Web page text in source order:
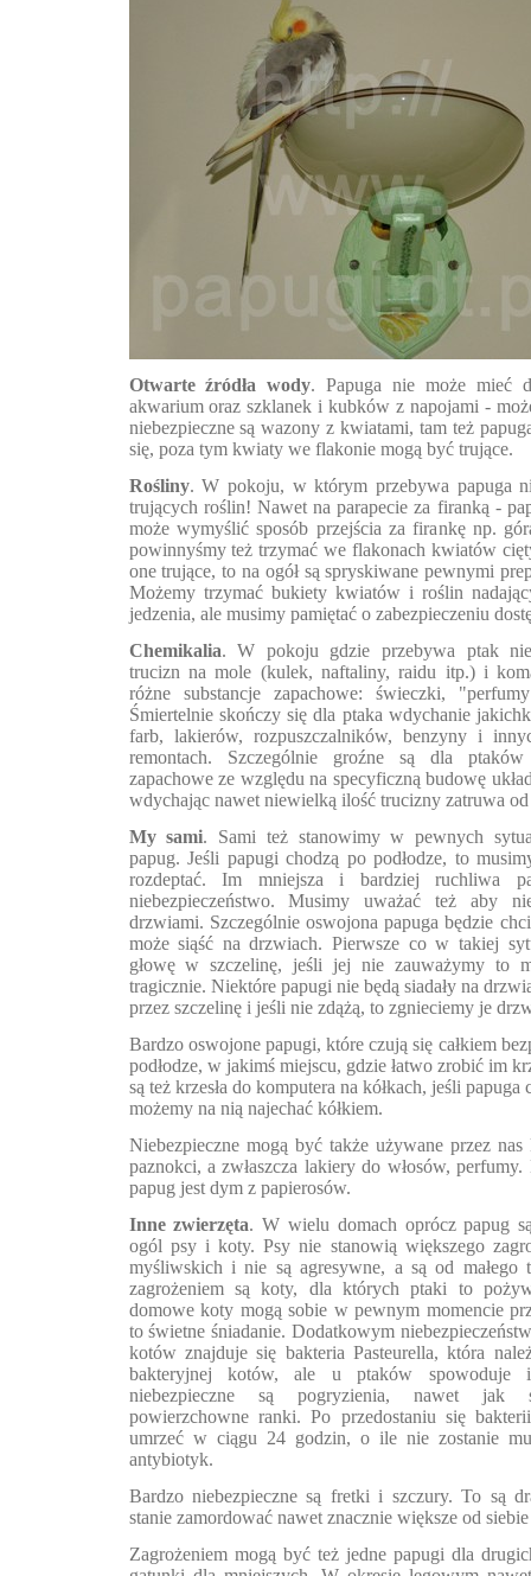
Otwarte źródła wody. Papuga nie może mieć
akwarium oraz szklanek i kubków z napojami -
niebezpieczne są wazony z kwiatami, tam też
się, poza tym kwiaty we flakonie mogą być trujące.
Rośliny. W pokoju, w którym przebywa papuga
trujących roślin! Nawet na parapecie za firanką -
może wymyślić sposób przejścia za firankę np.
powinnyśmy też trzymać we flakonach kwiatów
one trujące, to na ogół są spryskiwane pewnymi
Możemy trzymać bukiety kwiatów i roślin
jedzenia, ale musimy pamiętać o zabezpieczeniu
Chemikalia. W pokoju gdzie przebywa ptak
trucizn na mole (kulek, naftaliny, raidu itp.) i
różne substancje zapachowe: świeczki,
Śmiertelnie skończy się dla ptaka wdychanie
farb, lakierów, rozpuszczalników, benzyny i
remontach. Szczególnie groźne są dla ptaków
zapachowe ze względu na specyficzną budowę
wdychając nawet niewielką ilość trucizny zatruwa od
My sami. Sami też stanowimy w pewnych
papug. Jeśli papugi chodzą po podłodze, to
rozdeptać. Im mniejsza i bardziej ruchliwa
niebezpieczeństwo. Musimy uważać też aby
drzwiami. Szczególnie oswojona papuga będzie
może siąść na drzwiach. Pierwsze co w takiej
głowę w szczelinę, jeśli jej nie zauważymy to
tragicznie. Niektóre papugi nie będą siadały na
przez szczelinę i jeśli nie zdążą, to zgnieciemy je
Bardzo oswojone papugi, które czują się całkiem
podłodze, w jakimś miejscu, gdzie łatwo zrobić im
są też krzesła do komputera na kółkach, jeśli papuga
możemy na nią najechać kółkiem.
Niebezpieczne mogą być także używane przez
paznokci, a zwłaszcza lakiery do włosów,
papug jest dym z papierosów.
Inne zwierzęta. W wielu domach oprócz papug
ogól psy i koty. Psy nie stanowią większego
myśliwskich i nie są agresywne, a są od małego
zagrożeniem są koty, dla których ptaki to
domowe koty mogą sobie w pewnym momencie
to świetne śniadanie. Dodatkowym
kotów znajduje się bakteria Pasteurella, która
bakteryjnej kotów, ale u ptaków spowoduje
niebezpieczne są pogryzienia, nawet jak
powierzchowne ranki. Po przedostaniu się
umrzeć w ciągu 24 godzin, o ile nie zostanie
antybiotyk.
Bardzo niebezpieczne są fretki i szczury. To są
stanie zamordować nawet znacznie większe od
Zagrożeniem mogą być też jedne papugi dla